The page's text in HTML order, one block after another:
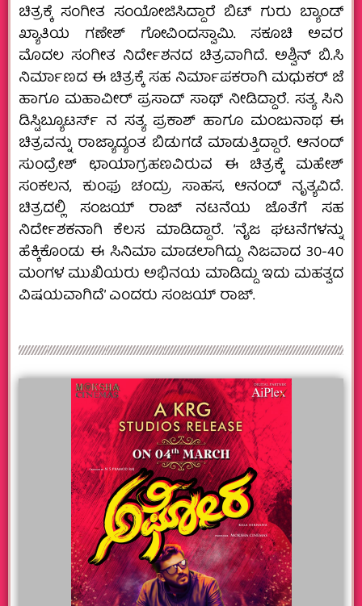
ಚಿತ್ರಕ್ಕೆ ಸಂಗೀತ ಸಂಯೋಜಿಸಿದ್ದಾರೆ ಬಿಟ್ ಗುರು ಬ್ಯಾಂಡ್
ಖ್ಯಾತಿಯ ಗಣೇಶ್ ಗೋವಿಂದಸ್ವಾಮಿ. ಸಕೂಚಿ ಅವರ
ಮೊದಲ ಸಂಗೀತ ನಿರ್ದೇಶನದ ಚಿತ್ರವಾಗಿದೆ. ಅಶ್ವಿನ್ ಬಿ.ಸಿ
ನಿರ್ಮಾಣದ ಈ ಚಿತ್ರಕ್ಕೆ ಸಹ ನಿರ್ಮಾಪಕರಾಗಿ ಮಧುಕರ್ ಜೆ
ಹಾಗೂ ಮಹಾವೀರ್ ಪ್ರಸಾದ್ ಸಾಥ್ ನೀಡಿದ್ದಾರೆ. ಸತ್ಯ ಸಿನಿ
ಡಿಸ್ಟಿಬ್ಯೂಟರ್ಸ್ ನ ಸತ್ಯ ಪ್ರಕಾಶ್ ಹಾಗೂ ಮಂಜುನಾಥ ಈ
ಚಿತ್ರವನ್ನು ರಾಜ್ಯಾದ್ಯಂತ ಬಿಡುಗಡೆ ಮಾಡುತ್ತಿದ್ದಾರೆ. ಆನಂದ್
ಸುಂದ್ರೇಶ್ ಛಾಯಾಗ್ರಹಣವಿರುವ ಈ ಚಿತ್ರಕ್ಕೆ ಮಹೇಶ್
ಸಂಕಲನ, ಕುಂಫು ಚಂದ್ರು ಸಾಹಸ, ಆನಂದ್ ನೃತ್ಯವಿದೆ.
ಚಿತ್ರದಲ್ಲಿ ಸಂಜಯ್ ರಾಜ್ ನಟನೆಯ ಜೊತೆಗೆ ಸಹ
ನಿರ್ದೇಶಕನಾಗಿ ಕೆಲಸ ಮಾಡಿದ್ದಾರೆ. ‘ನೈಜ ಘಟನೆಗಳನ್ನು
ಹೆಕ್ಕಿಕೊಂಡು ಈ ಸಿನಿಮಾ ಮಾಡಲಾಗಿದ್ದು ನಿಜವಾದ 30-40
ಮಂಗಳ ಮುಖಿಯರು ಅಭಿನಯ ಮಾಡಿದ್ದು ಇದು ಮಹತ್ವದ
ವಿಷಯವಾಗಿದೆ’ ಎಂದರು ಸಂಜಯ್ ರಾಜ್.